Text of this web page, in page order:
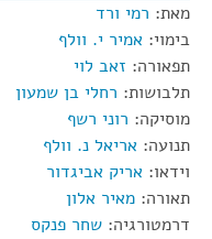
מאת: רמי ורד
בימוי: אמיר י. וולף
תפאורה: זאב לוי
תלבושות: רחלי בן שמעון
מוסיקה: רוני רשף
תנועה: אריאל נ. וולף
וידאו: אריק אביגדור
תאורה: מאיר אלון
דרמטורגיה: שחר פנקס